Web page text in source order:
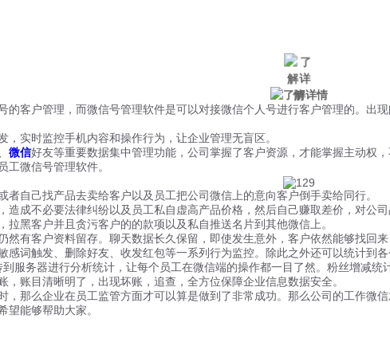
户管理，而微信号管理软件是可以对接微信个人号进行客户管理的。出
实时监控手机内容和操作行为，让企业管理无盲区。
微信好友等重要数据集中管理功能，公司掌握了客户资源，才能掌握主动权
微信号管理软件。
自己找产品去卖给客户以及员工把公司微信上的意向客户倒手卖给同行。
不必要法律纠纷以及员工私自虚高产品价格，然后自己赚取差价，对公司
黑客户并且贪污客户的的款项以及私自推送名片到其他微信上。
有客户资料留存。聊天数据长久保留，即使发生意外，客户依然能够找回来
触发、删除好友、收发红包等一系列行为监控。除此之外还可以统计到
服务器进行分析统计，让每个员工在微信端的操作都一目了然。粉丝增减
账目清晰明了，出现坏账，追查，全方位保障企业信息数据安全。
么企业在员工监管方面才可以算是做到了非常成功。那么公司的工作微信
能够帮助大家。